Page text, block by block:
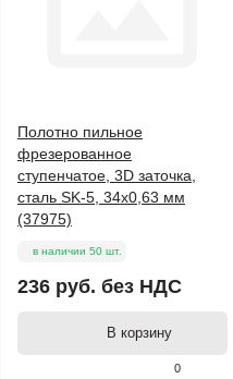
0
Полотно пильное
фрезерованное
ступенчатое, 3D заточка,
сталь SK-5, 34х0,63 мм
(37975)
в наличии 50 шт.
236 руб. без НДС
В корзину